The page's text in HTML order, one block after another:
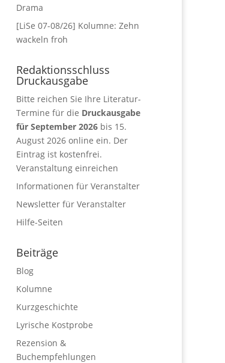
Drama
[LiSe 07-08/26] Kolumne: Zehn
wackeln froh
Redaktionsschluss
Druckausgabe
Bitte reichen Sie Ihre Literatur-
Termine für die Druckausgabe
für September 2026 bis 15.
August 2026 online ein. Der
Eintrag ist kostenfrei.
Veranstaltung einreichen
Informationen für Veranstalter
Newsletter für Veranstalter
Hilfe-Seiten
Beiträge
Blog
Kolumne
Kurzgeschichte
Lyrische Kostprobe
Rezension &
Buchempfehlungen